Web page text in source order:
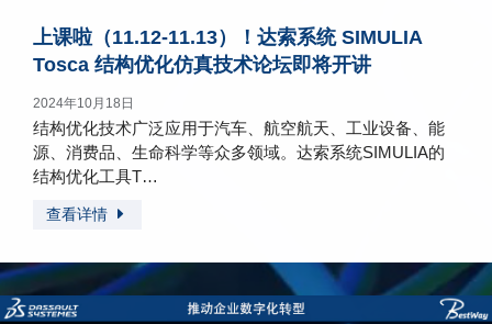
上课啦（11.12-11.13）！达索系统 SIMULIA
Tosca 结构优化仿真技术论坛即将开讲
2024年10月18日
结构优化技术广泛应用于汽车、航空航天、工业设备、能
源、消费品、生命科学等众多领域。达索系统SIMULIA的
结构优化工具T…
查看详情